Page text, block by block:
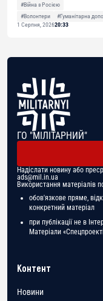
#Війна з Росією
#Волонтери
#Гуманітарна
1 Серпня, 202620:33
ГО "МІЛІТАРНИЙ"
Надіслати новину або
ads@mil.in.ua
Використання матеріалів
обов'язкове пряме,
конкретний матеріал
при публікації не в
Матеріали
Контент
Новини